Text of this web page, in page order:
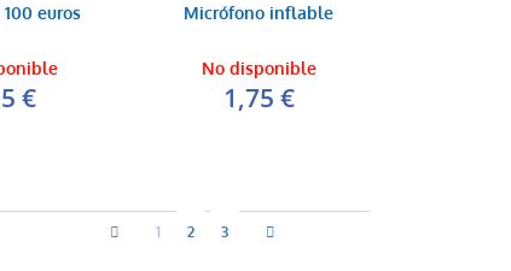
euros
€
Micrófono inflable
No disponible
1,75 €
1 2 3